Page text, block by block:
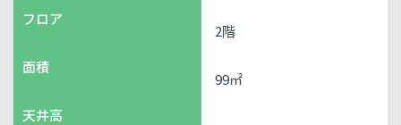
フロア
2階
面積
99㎡
天井高